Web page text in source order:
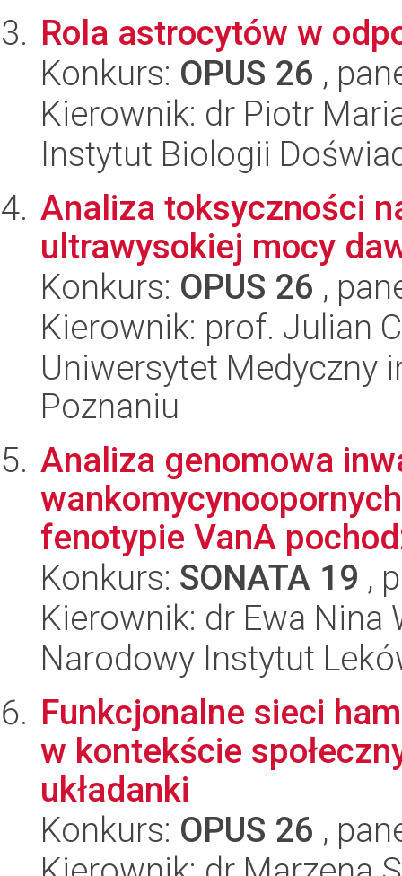
Rola astrocytów w
Konkurs: OPUS 26 ,
Kierownik: dr Piotr
Instytut Biologii
Analiza toksyczności
ultrawysokiej mocy
Konkurs: OPUS 26 ,
Kierownik: prof. Julian
Uniwersytet Medyczny
Poznaniu
Analiza genomowa
fenotypie VanA
Konkurs: SONATA 19 ,
Kierownik: dr Ewa Nina
Narodowy Instytut
Funkcjonalne sieci
w kontekście
układanki
Konkurs: OPUS 26 ,